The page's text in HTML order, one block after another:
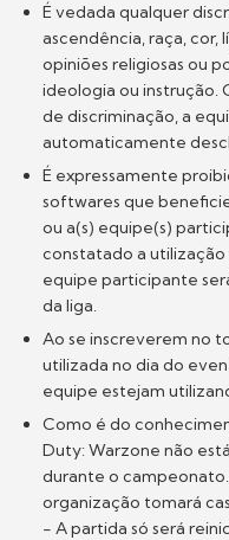
É vedada qualquer
ascendência, raça, cor,
opiniões religiosas ou
ideologia ou instrução.
de discriminação, a
automaticamente
É expressamente
softwares que
ou a(s) equipe(s)
constatado a
equipe participante
da liga.
Ao se inscreverem no
utilizada no dia do
equipe estejam
Como é do
Duty: Warzone não
durante o
organização tomará
- A partida só será